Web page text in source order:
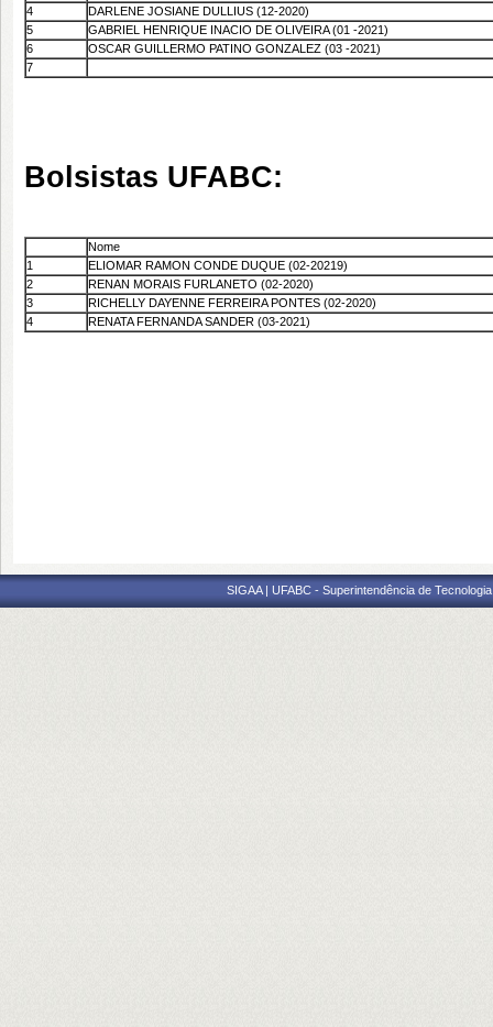
4
DARLENE JOSIANE DULLIUS (12-2020)
5
GABRIEL HENRIQUE INACIO DE OLIVEIRA (01 -2021)
6
OSCAR GUILLERMO PATINO GONZALEZ (03 -2021)
7
Bolsistas UFABC:
Nome
1
ELIOMAR RAMON CONDE DUQUE (02-20219)
2
RENAN MORAIS FURLANETO (02-2020)
3
RICHELLY DAYENNE FERREIRA PONTES (02-2020)
4
RENATA FERNANDA SANDER (03-2021)
SIGAA | UFABC - Superintendência de